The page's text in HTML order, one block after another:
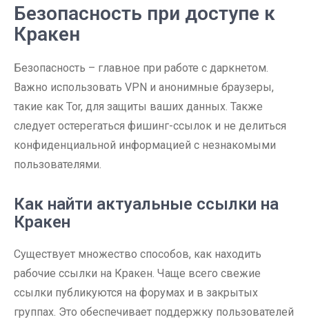
Безопасность при доступе к
Кракен
Безопасность – главное при работе с даркнетом.
Важно использовать VPN и анонимные браузеры,
такие как Tor, для защиты ваших данных. Также
следует остерегаться фишинг-ссылок и не делиться
конфиденциальной информацией с незнакомыми
пользователями.
Как найти актуальные ссылки на
Кракен
Существует множество способов, как находить
рабочие ссылки на Кракен. Чаще всего свежие
ссылки публикуются на форумах и в закрытых
группах. Это обеспечивает поддержку пользователей